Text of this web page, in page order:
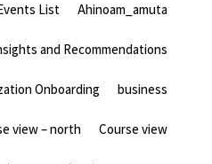
Ahinoam_amuta
List
and Recommendations
business
Onboarding
Course view
view – north